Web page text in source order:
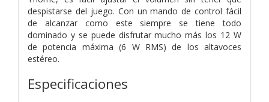
despistarse del juego. Con un mando de control fácil
de alcanzar como este siempre se tiene todo
dominado y se puede disfrutar mucho más los 12 W
de potencia máxima (6 W RMS) de los altavoces
estéreo.
Especificaciones